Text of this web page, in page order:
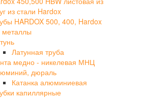
из стали Hardox
HARDOX 500, 400, Hardox
металлы
Латунная труба
медно - никелевая МНЦ
дюраль
Катанка алюминиевая
капиллярные